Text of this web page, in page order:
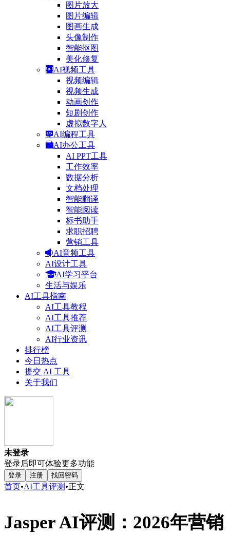
图片放大
图片编辑
图画生成
头像制作
智能抠图
美化修复
AI视频工具
视频编辑
视频生成
动画创作
短剧创作
虚拟数字人
AI编程工具
AI办公工具
AI PPT工具
工作效率
数据分析
文档处理
智能翻译
智能阅读
标书助手
求职招聘
营销工具
AI音频工具
AI设计工具
AI学习平台
生活与娱乐
AI工具指南
AI工具教程
AI工具推荐
AI工具评测
AI行业资讯
排行榜
今日热点
提交 AI 工具
关于我们
未登录
登录后即可体验更多功能
登录 注册 找回密码
首页•AI工具评测 •正文
Jasper AI评测：2026年营销